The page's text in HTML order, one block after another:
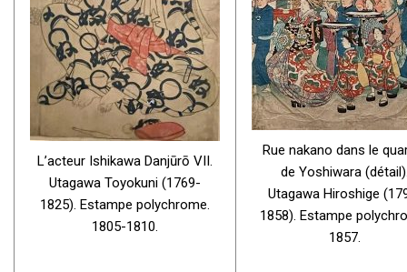
L’acteur Ishikawa Danjūrō VII.
Utagawa Toyokuni (1769-
1825). Estampe polychrome.
1805-1810.
Rue nakano dans le
de Yoshiwara
Utagawa Hiroshige
1858). Estampe
1857.